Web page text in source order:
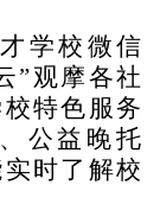
学校微信
”观摩各社
特色服务
公益晚托
时了解校